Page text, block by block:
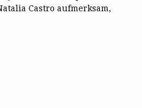
Castro aufmerksam,